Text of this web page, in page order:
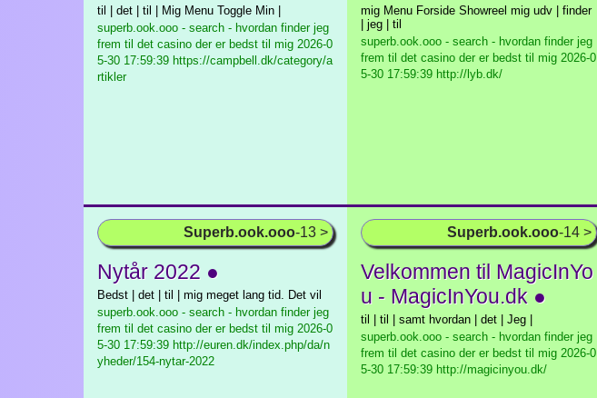
til | det | til | Mig Menu Toggle Min |
superb.ook.ooo - search - hvordan finder jeg
frem til det casino der er bedst til mig 2026-0
5-30 17:59:39 https://campbell.dk/category/a
rtikler
mig Menu Forside Showreel mig udv | finder
| jeg | til
superb.ook.ooo - search - hvordan finder jeg
frem til det casino der er bedst til mig 2026-0
5-30 17:59:39 http://lyb.dk/
Superb.ook.ooo-13 >
Nytår 2022 ●
Bedst | det | til | mig meget lang tid. Det vil
superb.ook.ooo - search - hvordan finder jeg
frem til det casino der er bedst til mig 2026-0
5-30 17:59:39 http://euren.dk/index.php/da/n
yheder/154-nytar-2022
Superb.ook.ooo-14 >
Velkommen til MagicInYo
u - MagicInYou.dk ●
til | til | samt hvordan | det | Jeg |
superb.ook.ooo - search - hvordan finder jeg
frem til det casino der er bedst til mig 2026-0
5-30 17:59:39 http://magicinyou.dk/